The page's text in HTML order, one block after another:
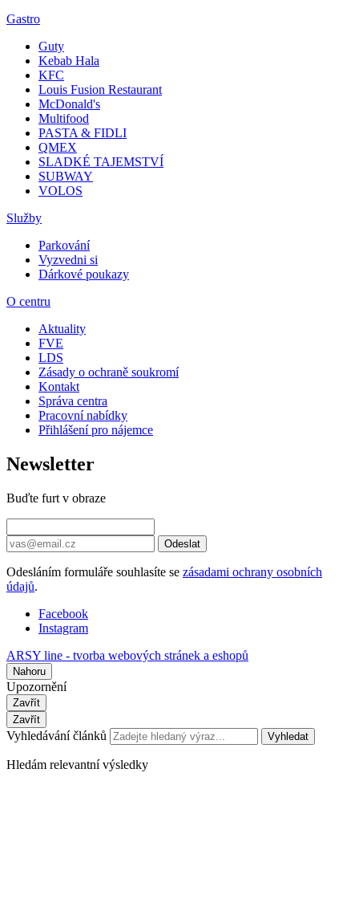
Gastro
Guty
Kebab Hala
KFC
Louis Fusion Restaurant
McDonald's
Multifood
PASTA & FIDLI
QMEX
SLADKÉ TAJEMSTVÍ
SUBWAY
VOLOS
Služby
Parkování
Vyzvedni si
Dárkové poukazy
O centru
Aktuality
FVE
LDS
Zásady o ochraně soukromí
Kontakt
Správa centra
Pracovní nabídky
Přihlášení pro nájemce
Newsletter
Buďte furt v obraze
Odeslat
Odesláním formuláře souhlasíte se zásadami ochrany osobních
údajů.
Facebook
Instagram
ARSY line - tvorba webových stránek a eshopů
Nahoru
Upozornění
Zavřít
Zavřít
Vyhledávání článků Vyhledat
Hledám relevantní výsledky